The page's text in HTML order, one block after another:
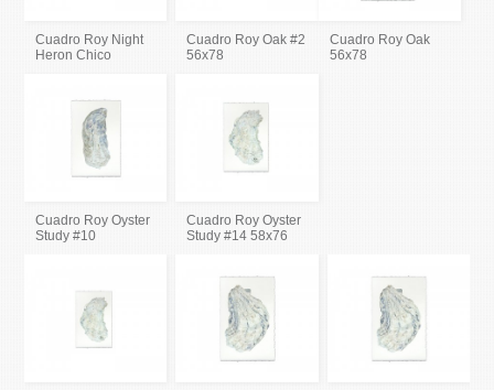
Cuadro Roy Night
Heron Chico
Cuadro Roy Oak #2
56x78
Cuadro Roy Oak
56x78
Cuadro Roy Oyster
Study #10
Cuadro Roy Oyster
Study #14 58x76